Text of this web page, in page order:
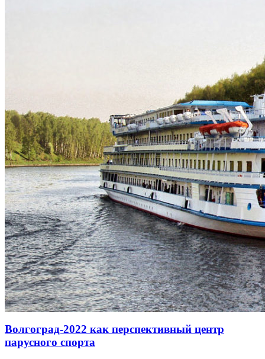
Волгоград-2022 как перспективный центр
парусного спорта